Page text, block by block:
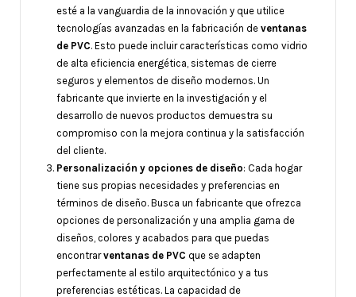
esté a la vanguardia de la innovación y que utilice
tecnologías avanzadas en la fabricación de ventanas
de PVC. Esto puede incluir características como vidrio
de alta eficiencia energética, sistemas de cierre
seguros y elementos de diseño modernos. Un
fabricante que invierte en la investigación y el
desarrollo de nuevos productos demuestra su
compromiso con la mejora continua y la satisfacción
del cliente.
Personalización y opciones de diseño: Cada hogar
tiene sus propias necesidades y preferencias en
términos de diseño. Busca un fabricante que ofrezca
opciones de personalización y una amplia gama de
diseños, colores y acabados para que puedas
encontrarventanas de PVC que se adapten
perfectamente al estilo arquitectónico y a tus
preferencias estéticas. La capacidad de